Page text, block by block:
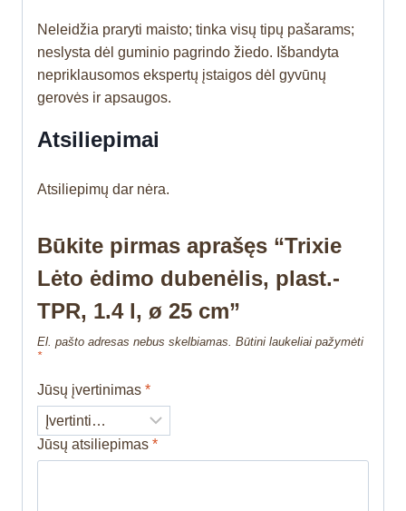
Neleidžia praryti maisto; tinka visų tipų pašarams;
neslysta dėl guminio pagrindo žiedo. Išbandyta
nepriklausomos ekspertų įstaigos dėl gyvūnų
gerovės ir apsaugos.
Atsiliepimai
Atsiliepimų dar nėra.
Būkite pirmas aprašęs “Trixie
Lėto ėdimo dubenėlis, plast.-
TPR, 1.4 l, ø 25 cm”
El. pašto adresas nebus skelbiamas. Būtini laukeliai pažymėti
*
Jūsų įvertinimas *
Jūsų atsiliepimas *